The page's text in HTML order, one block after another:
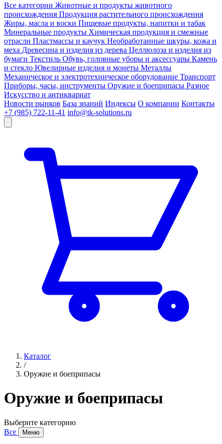
Все категории Животные и продукты животного
происхождения Продукция растительного происхождения
Жиры, масла и воски Пищевые продукты, напитки и табак
Минеральные продукты Химическая продукция и смежные
отрасли Пластмассы и каучук Необработанные шкуры, кожа и
меха Древесина и изделия из дерева Целлюлоза и изделия из
бумаги Текстиль Обувь, головные уборы и аксессуары Камень
и стекло Ювелирные изделия и монеты Металлы
Механическое и электротехническое оборудование Транспорт
Приборы, часы, инструменты Оружие и боеприпасы Разное
Искусство и антиквариат
Новости рынков База знаний Индексы О компании Контакты
+7 (985) 722-11-41 info@tk-solutions.ru
Каталог
/
Оружие и боеприпасы
Оружие и боеприпасы
Выберите категорию
Все
Меню